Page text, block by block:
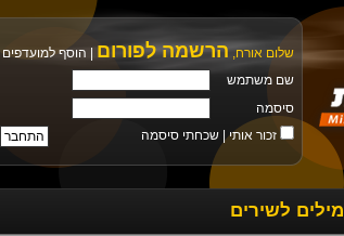
שלום אורח, הרשמה לפורום
הוסף למועדפים
שם משתמש
סיסמה
זכור אותי |שכחתי סיסמה
מילים לשירים